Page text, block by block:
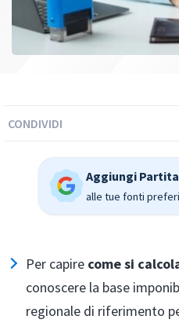
CONDIVIDI
Aggiungi
alle tue fonti
Per capire come si
conoscere la base
regionale di riferimento